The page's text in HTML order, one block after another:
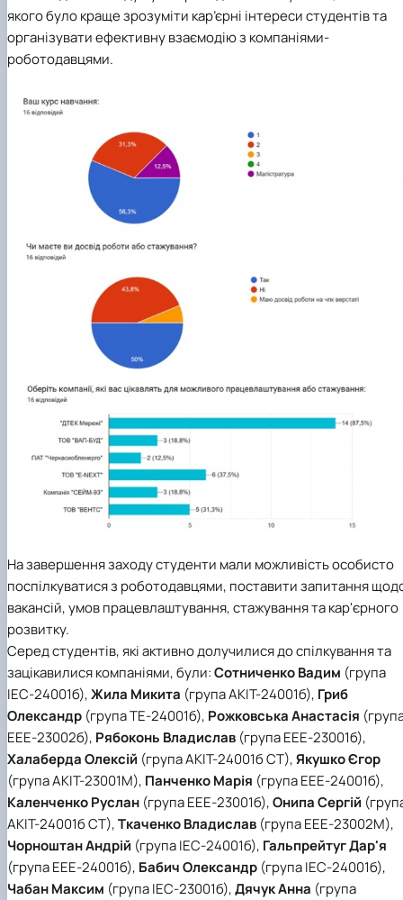
якого було краще зрозуміти кар’єрні інтереси студентів та
організувати ефективну взаємодію з компаніями-
роботодавцями.
На завершення заходу студенти мали можливість особисто
поспілкуватися з роботодавцями, поставити запитання
вакансій, умов працевлаштування, стажування та кар'єрного
розвитку.
Серед студентів, які активно долучилися до спілкування та
зацікавилися компаніями, були:Сотниченко Вадим (група
ІЕС-24001б),Жила Микита (група АКІТ-24001б), Гриб
Олександр (група ТЕ-24001б), Рожковська Анастасія
ЕЕЕ-23002б), Рябоконь Владислав (група ЕЕЕ-23001б),
Халаберда Олексій (група АКІТ-24001б СТ),Якушко Єгор
(група АКІТ-23001М), Панченко Марія (група ЕЕЕ-24001б),
Каленченко Руслан (група ЕЕЕ-23001б),Онипа Сергій
АКІТ-24001б СТ),Ткаченко Владислав (група ЕЕЕ-23002М),
Чорноштан Андрій (група ІЕС-24001б), Гальпрейтуг Дар'я
(група ЕЕЕ-24001б), Бабич Олександр (група ІЕС-24001б),
Чабан Максим (група ІЕС-23001б),Дячук Анна (група